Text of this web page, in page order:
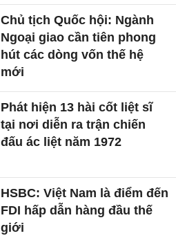
Chủ tịch Quốc hội: Ngành
Ngoại giao cần tiên phong
hút các dòng vốn thế hệ
mới
Phát hiện 13 hài cốt liệt sĩ
tại nơi diễn ra trận chiến
đấu ác liệt năm 1972
HSBC: Việt Nam là điểm đến
FDI hấp dẫn hàng đầu thế
giới